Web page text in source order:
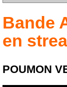
Bande
en
POUMON